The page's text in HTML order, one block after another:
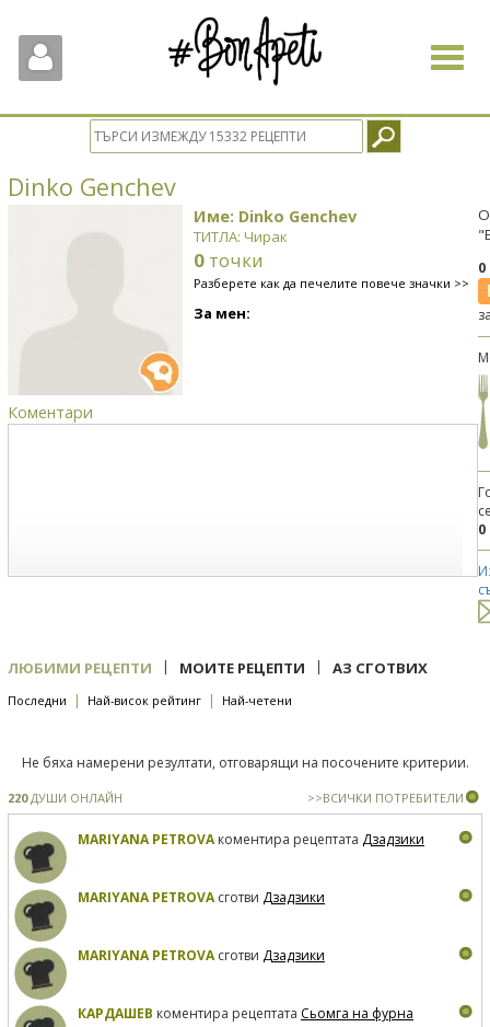
Toggle
Dinko Genchev
Име: Dinko Genchev
ТИТЛА: Чирак
0 точки
Разберете как да печелите повече значки >>
За мен:
Коментари
0
ЛЮБИМИ РЕЦЕПТИ | МОИТЕ РЕЦЕПТИ | АЗ СГОТВИХ
Последни | Най-висок рейтинг | Най-четени
Не бяха намерени резултати, отговарящи на посочените критерии.
220ДУШИ ОНЛАЙН >>ВСИЧКИ ПОТРЕБИТЕЛИ
MARIYANA PETROVAкоментира рецептата Дзадзики
MARIYANA PETROVAсготви Дзадзики
MARIYANA PETROVAсготви Дзадзики
КАРДАШЕВ коментира рецептата Сьомга на фурна